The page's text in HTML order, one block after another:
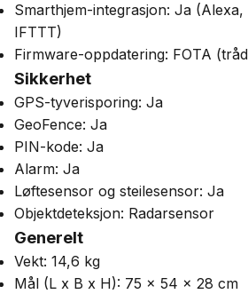
Smarthjem-integrasjon: Ja
IFTTT)
Firmware-oppdatering: FOTA
Sikkerhet
GPS-tyverisporing: Ja
GeoFence: Ja
PIN-kode: Ja
Alarm: Ja
Løftesensor og steilesensor: Ja
Objektdeteksjon: Radarsensor
Generelt
Vekt: 14,6 kg
Mål (L x B x H): 75 x 54 x 28 cm